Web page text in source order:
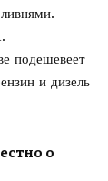
подешевеет
и дизель
о